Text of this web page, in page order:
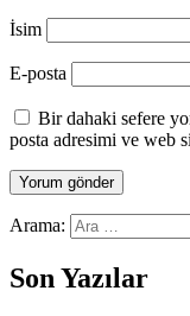
İsim
E-posta
Bir dahaki sefere
posta adresimi ve web
Arama:
Son Yazılar